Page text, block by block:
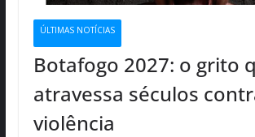
ÚLTIMAS NOTÍCIAS
Botafogo 2027: o grito
atravessa séculos
violência